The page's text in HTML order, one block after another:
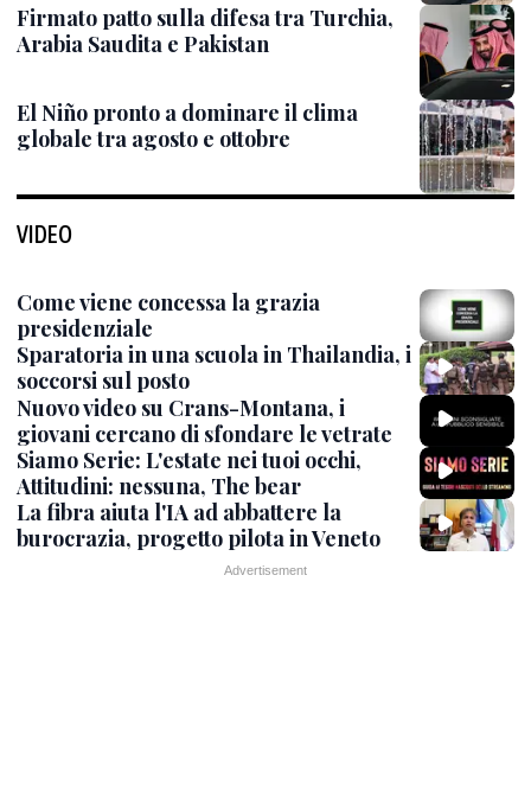
Firmato patto sulla difesa tra Turchia,
Arabia Saudita e Pakistan
El Niño pronto a dominare il clima
globale tra agosto e ottobre
VIDEO
Come viene concessa la grazia
presidenziale
Sparatoria in una scuola in Thailandia, i
soccorsi sul posto
Nuovo video su Crans-Montana, i
giovani cercano di sfondare le vetrate
Siamo Serie: L'estate nei tuoi occhi,
Attitudini: nessuna, The bear
La fibra aiuta l'IA ad abbattere la
burocrazia, progetto pilota in Veneto